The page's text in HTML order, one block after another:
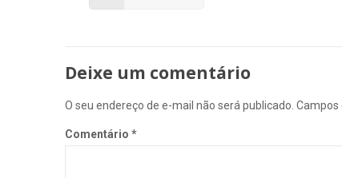
Deixe um comentário
O seu endereço de e-mail não será publicado.
Comentário*